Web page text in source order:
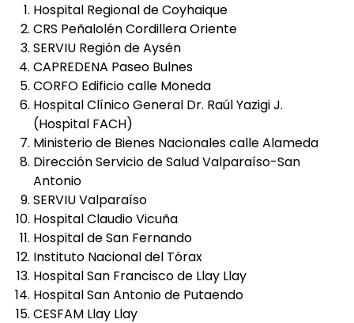
Hospital Regional de Coyhaique
CRS Peñalolén Cordillera Oriente
SERVIU Región de Aysén
CAPREDENA Paseo Bulnes
CORFO Edificio calle Moneda
Hospital Clínico General Dr. Raúl Yazigi J.
(Hospital FACH)
Ministerio de Bienes Nacionales calle Alameda
Dirección Servicio de Salud Valparaíso-San
Antonio
SERVIU Valparaíso
Hospital Claudio Vicuña
Hospital de San Fernando
Instituto Nacional del Tórax
Hospital San Francisco de Llay Llay
Hospital San Antonio de Putaendo
CESFAM Llay Llay